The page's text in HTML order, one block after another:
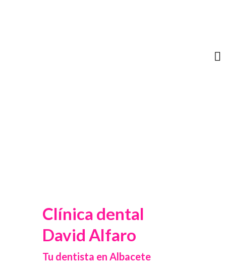
Clínica dental
David Alfaro
Tu dentista en Albacete